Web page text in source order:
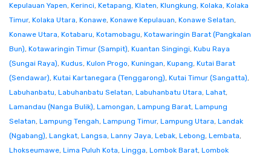
Kepulauan Yapen, Kerinci, Ketapang, Klaten, Klungkung, Kolaka, Kolaka
Timur, Kolaka Utara, Konawe, Konawe Kepulauan, Konawe Selatan,
Konawe Utara, Kotabaru, Kotamobagu, Kotawaringin Barat (Pangkalan
Bun), Kotawaringin Timur (Sampit), Kuantan Singingi, Kubu Raya
(Sungai Raya), Kudus, Kulon Progo, Kuningan, Kupang, Kutai Barat
(Sendawar), Kutai Kartanegara (Tenggarong), Kutai Timur (Sangatta),
Labuhanbatu, Labuhanbatu Selatan, Labuhanbatu Utara, Lahat,
Lamandau (Nanga Bulik), Lamongan, Lampung Barat, Lampung
Selatan, Lampung Tengah, Lampung Timur, Lampung Utara, Landak
(Ngabang), Langkat, Langsa, Lanny Jaya, Lebak, Lebong, Lembata,
Lhokseumawe, Lima Puluh Kota, Lingga, Lombok Barat, Lombok